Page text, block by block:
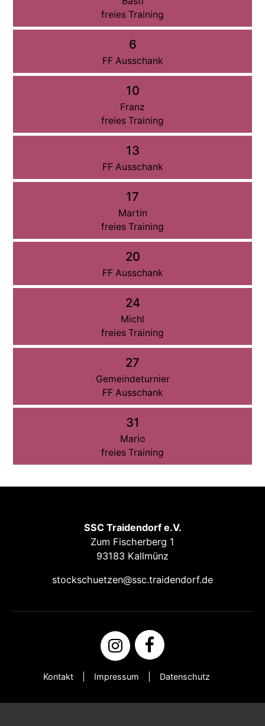
freies Training
6
FF Ausschank
10
Franz
freies Training
13
FF Ausschank
17
Martin
freies Training
20
FF Ausschank
24
Michl
freies Training
27
Gemeindeturnier
FF Ausschank
31
Mario
freies Training
SSC Traidendorf e.V.
Zum Fischerberg 1
93183 Kallmünz
stockschuetzen@ssc.traidendorf.de
Kontakt Impressum Datenschutz